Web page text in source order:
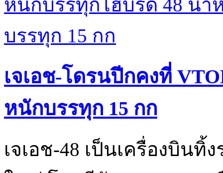
เจเอช-โดรนปีกคงที่
หนักบรรทุก 15 กก
เจเอช-48 เป็นเครื่องบิน